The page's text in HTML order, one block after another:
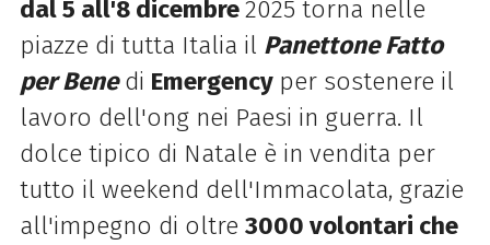
dal 5 all'8 dicembre2025 torna nelle
piazze di tutta Italia il Panettone Fatto
per Benedi Emergency per sostenere il
lavoro dell'ong nei Paesi in guerra. Il
dolce tipico di Natale è in vendita per
tutto il weekend dell'Immacolata, grazie
all'impegno di oltre 3000 volontari che